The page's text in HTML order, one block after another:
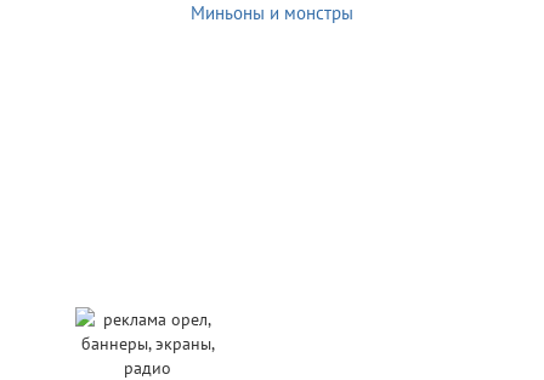
Миньоны и монстры